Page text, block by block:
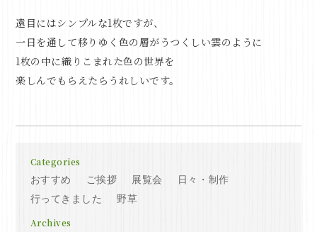
遠目にはシンプルな1枚ですが、
一日を通して移りゆく色の層がうつくしい雲のように
1枚の中に織りこまれた色の世界を
楽しんでもらえたらうれしいです。
Categories
おすすめ ご挨拶 展覧会
日々・制作
行ってきました
野草
Archives